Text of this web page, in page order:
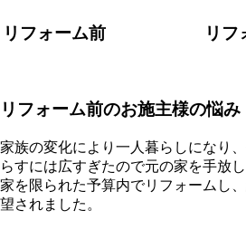
リフォーム前 リフ
リフォーム前のお施主様の悩み
家族の変化により一人暮らしになり
らすには広すぎたので元の家を手放
家を限られた予算内でリフォームし
望されました。